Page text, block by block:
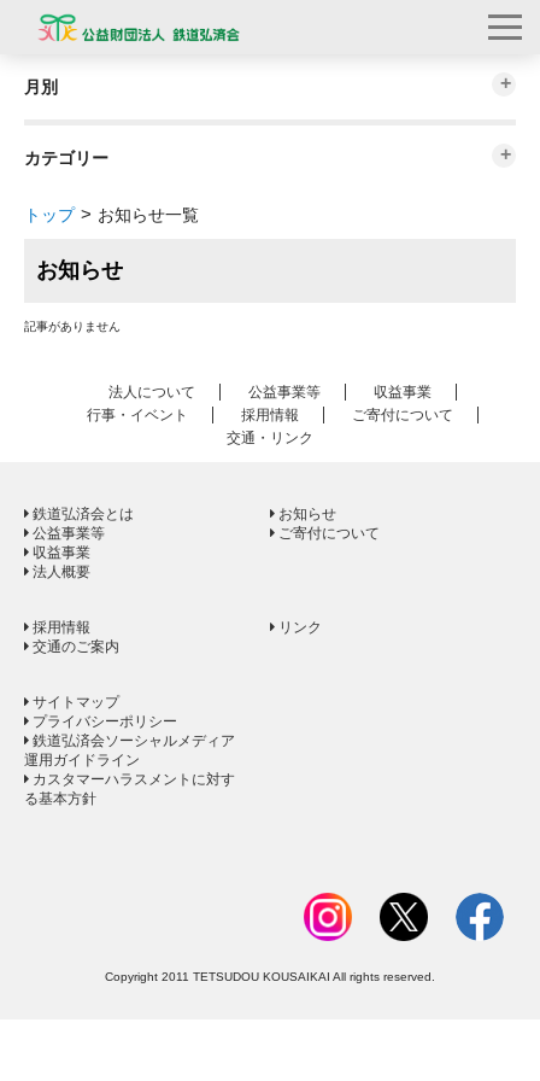
月別
カテゴリー
トップ お知らせ一覧
お知らせ
記事がありません
法人について 公益事業等
収益事業
行事・イベント
採用情報
ご寄付について
交通・リンク
鉄道弘済会とは
公益事業等
収益事業
法人概要
お知らせ
ご寄付について
採用情報
交通のご案内
リンク
サイトマップ
プライバシーポリシー
鉄道弘済会ソーシャルメディア
運用ガイドライン
カスタマーハラスメントに対す
る基本方針
Copyright 2011 TETSUDOU KOUSAIKAI All rights reserved.